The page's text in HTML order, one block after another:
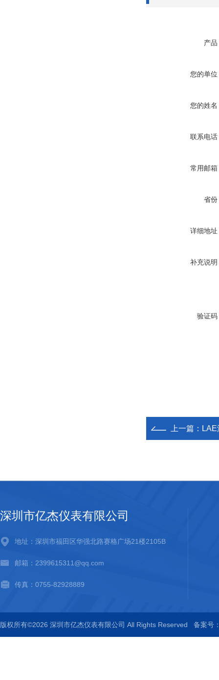
产品
您的单位
您的姓名
联系电话
常用邮箱
省份
详细地址
补充说明
验证码
上一篇：
深圳市亿杰仪表有限公司
地址：深圳市福田区华强北路赛格广场21楼2105B
邮箱：2399615311@qq.com
传真：0755-82928889
版权所有©2026 深圳市亿杰仪表有限公司 All Rights Reserved 备案号